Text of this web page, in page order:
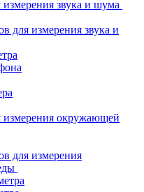
звука и шума
для измерения звука и
измерения окружающей
для измерения